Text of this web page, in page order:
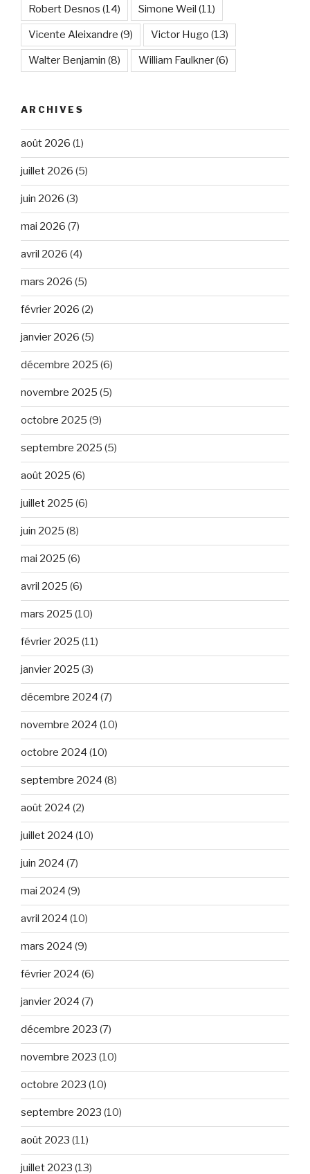
Robert Desnos (14) Simone Weil (11)
Vicente Aleixandre (9) Victor Hugo (13)
Walter Benjamin (8) William Faulkner(6)
ARCHIVES
août 2026 (1)
juillet 2026 (5)
juin 2026 (3)
mai 2026 (7)
avril 2026 (4)
mars 2026 (5)
février 2026 (2)
janvier 2026 (5)
décembre 2025 (6)
novembre 2025 (5)
octobre 2025 (9)
septembre 2025 (5)
août 2025 (6)
juillet 2025 (6)
juin 2025 (8)
mai 2025 (6)
avril 2025 (6)
mars 2025 (10)
février 2025 (11)
janvier 2025 (3)
décembre 2024 (7)
novembre 2024 (10)
octobre 2024 (10)
septembre 2024 (8)
août 2024 (2)
juillet 2024 (10)
juin 2024 (7)
mai 2024 (9)
avril 2024 (10)
mars 2024 (9)
février 2024 (6)
janvier 2024 (7)
décembre 2023 (7)
novembre 2023 (10)
octobre 2023 (10)
septembre 2023 (10)
août 2023 (11)
juillet 2023 (13)